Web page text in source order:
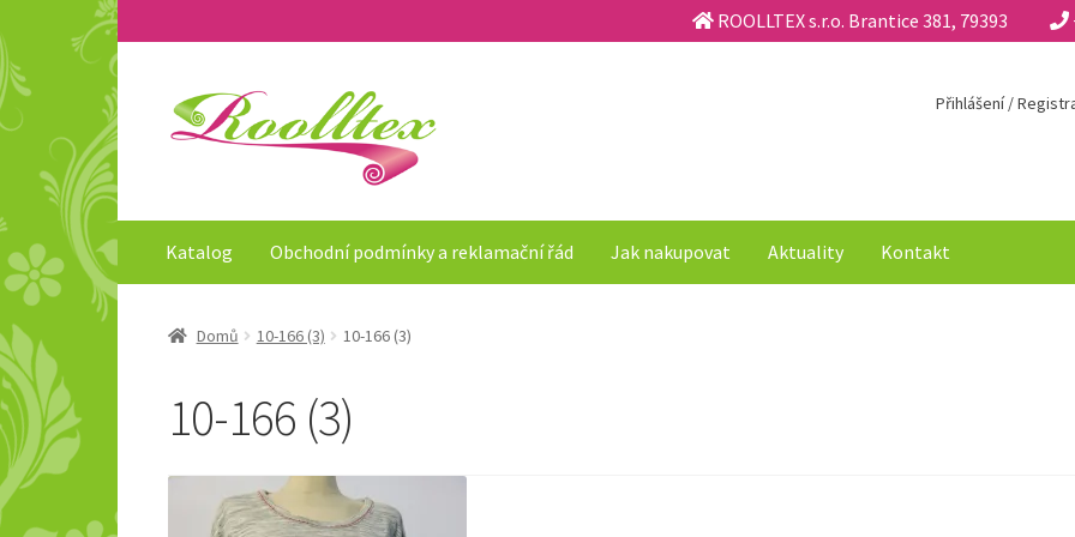
ROOLLTEX s.r.o. Brantice 381, 79393
Přeskočit
na
Přejít
Přihlášení /
Katalog Obchodní podmínky a reklamační řád Jak nakupovat Aktuality Kontakt
Domů 10-166 (3) 10-166 (3)
10-166 (3)